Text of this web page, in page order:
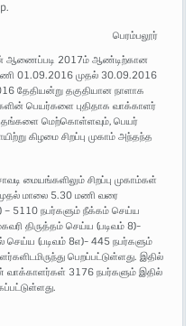
பெரம்பலூர்
ஆணைப்படி 2017ம் ஆண்டிற்கான
01.09.2016 முதல் 30.09.2016
தேதியன்று தகுதியான நாளாக
பெயர்களை புதிதாக வாக்காளர்
மெற்கொள்ளவும், பெயர்
கிழமை சிறப்பு முகாம் அந்தந்த
மையங்களிலும் சிறப்பு முகாம்கள்
மாலை 5.30 மணி வரை
– 5110 நபர்களும் நீக்கம் செய்ய
திருத்தம் செய்ய (படிவம் 8)-
செய்ய (படிவம் 8எ)- 445 நபர்களும்
பெறப்பட்டுள்ளது. இதில்
3176 நபர்களும் இதில்